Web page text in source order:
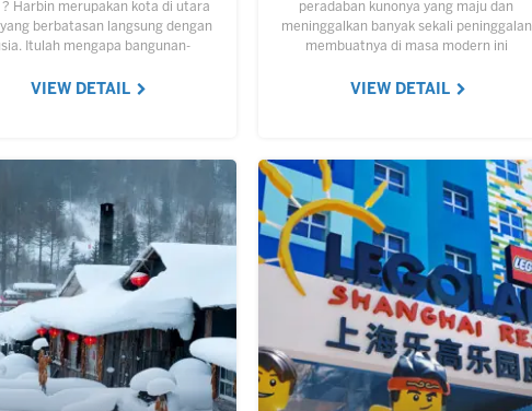
? Harbin merupakan kota di utara
berbatasan langsung dengan
Itulah mengapa bangunan-
Merah, bahkan tulisannya…
VIEW DETAIL
peradaban kunonya yang maju dan
meninggalkan banyak sekali peninggalan
membuatnya di masa modern ini
unik dan menarik. Anda…
VIEW DETAIL